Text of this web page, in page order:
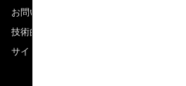
お問い合わせ
技術的なお問い合わせ（推奨環境）
サイトマップ